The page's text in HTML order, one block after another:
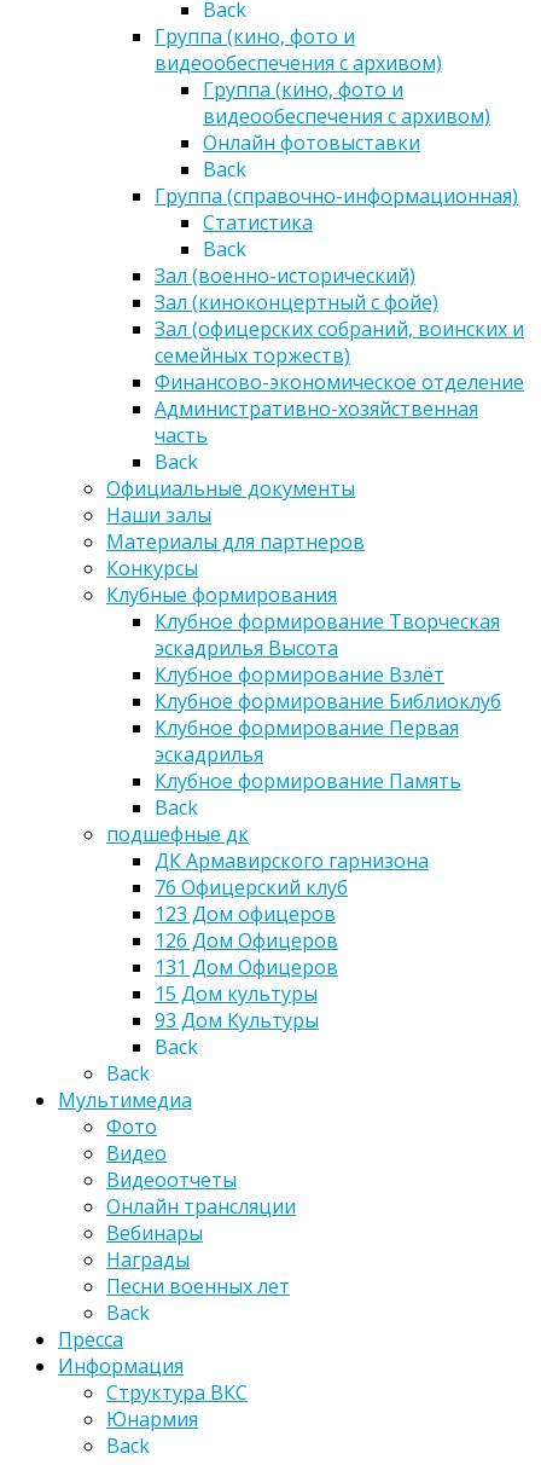
Back
Группа (кино, фото и
видеообеспечения с архивом)
Группа (кино, фото и
видеообеспечения с архивом)
Онлайн фотовыставки
Back
Группа (справочно-информационная)
Статистика
Back
Зал (военно-исторический)
Зал (киноконцертный с фойе)
Зал (офицерских собраний, воинских и
семейных торжеств)
Финансово-экономическое отделение
Административно-хозяйственная
часть
Back
Официальные документы
Наши залы
Материалы для партнеров
Конкурсы
Клубные формирования
Клубное формирование Творческая
эскадрилья Высота
Клубное формирование Взлёт
Клубное формирование Библиоклуб
Клубное формирование Первая
эскадрилья
Клубное формирование Память
Back
подшефные дк
ДК Армавирского гарнизона
76 Офицерский клуб
123 Дом офицеров
126 Дом Офицеров
131 Дом Офицеров
15 Дом культуры
93 Дом Культуры
Back
Back
Мультимедиа
Фото
Видео
Видеоотчеты
Онлайн трансляции
Вебинары
Награды
Песни военных лет
Back
Пресса
Информация
Структура ВКС
Юнармия
Back